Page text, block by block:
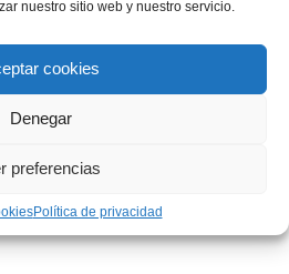
nuestro sitio web y nuestro servicio.
cookies
Denegar
preferencias
Política de privacidad